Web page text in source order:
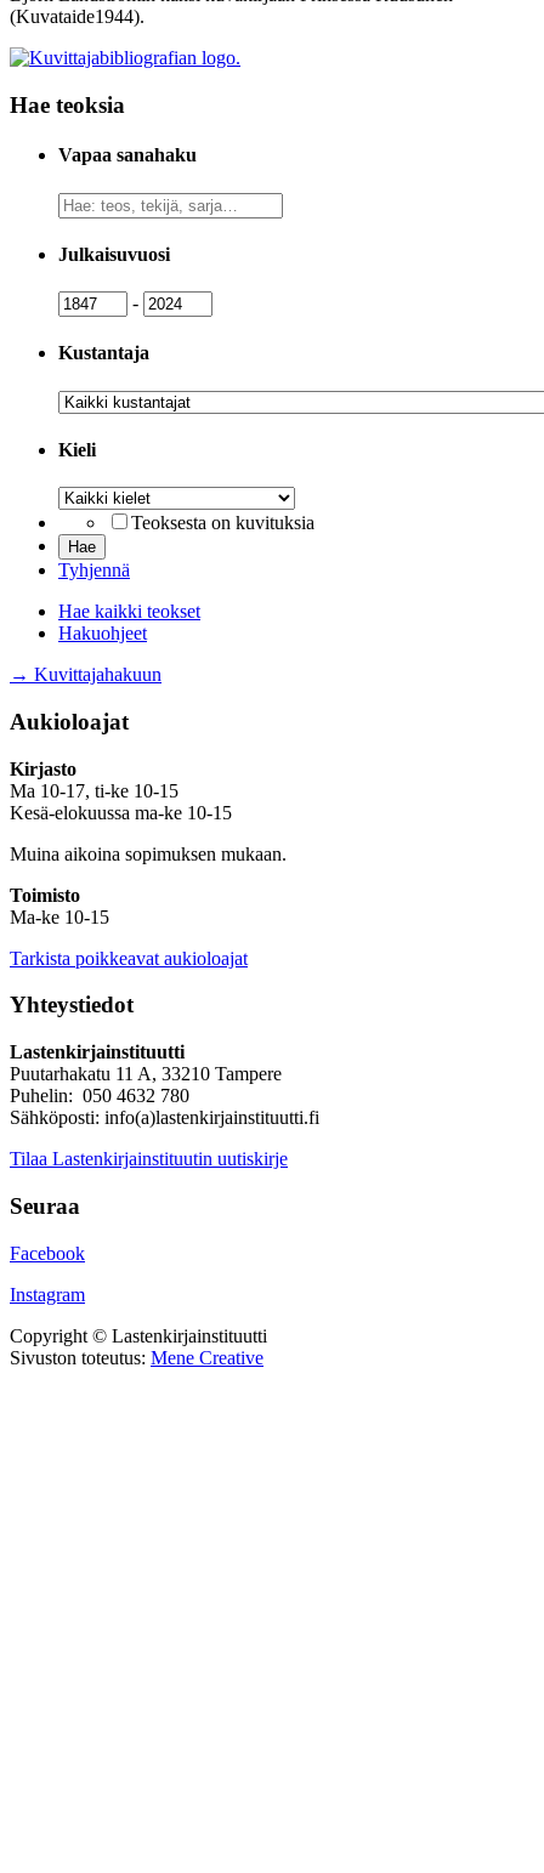
(Kuvataide1944).
Hae teoksia
Vapaa sanahaku
Vapaa
sanahaku
Julkaisuvuosi
Julkaisuvuosi
- Julkaisuvuosi
Kustantaja
Kustantaja
Kieli
Kieli
Teoksesta on kuvituksia
Tyhjennä
Hae kaikki teokset
Hakuohjeet
→ Kuvittajahakuun
Aukioloajat
Kirjasto
Ma 10-17, ti-ke 10-15
Kesä-elokuussa ma-ke 10-15
Muina aikoina sopimuksen mukaan.
Toimisto
Ma-ke 10-15
Tarkista poikkeavat aukioloajat
Yhteystiedot
Lastenkirjainstituutti
Puutarhakatu 11 A, 33210 Tampere
Puhelin: 050 4632 780
Sähköposti: info(a)lastenkirjainstituutti.fi
Tilaa Lastenkirjainstituutin uutiskirje
Seuraa
Facebook
Instagram
Copyright © Lastenkirjainstituutti
Sivuston toteutus: Mene Creative